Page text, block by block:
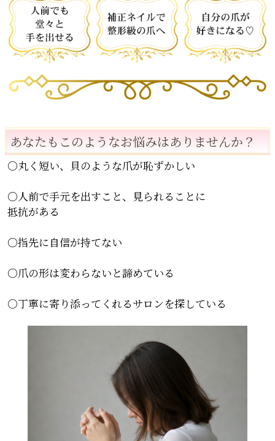
あなたもこのようなお悩みはありませんか？
○丸く短い、貝のような爪が恥ずかしい
○人前で手元を出すこと、見られることに
抵抗がある
○指先に自信が持てない
○爪の形は変わらないと諦めている
○丁寧に寄り添ってくれるサロンを探している